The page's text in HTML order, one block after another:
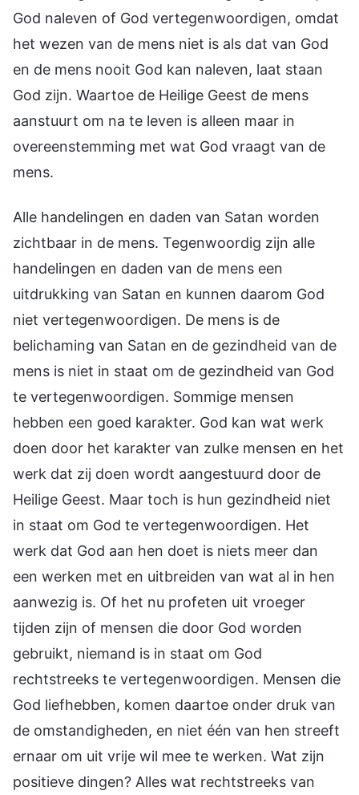
God naleven of God vertegenwoordigen, omdat
het wezen van de mens niet is als dat van God
en de mens nooit God kan naleven, laat staan
God zijn. Waartoe de Heilige Geest de mens
aanstuurt om na te leven is alleen maar in
overeenstemming met wat God vraagt van de
mens.
Alle handelingen en daden van Satan worden
zichtbaar in de mens. Tegenwoordig zijn alle
handelingen en daden van de mens een
uitdrukking van Satan en kunnen daarom God
niet vertegenwoordigen. De mens is de
belichaming van Satan en de gezindheid van de
mens is niet in staat om de gezindheid van God
te vertegenwoordigen. Sommige mensen
hebben een goed karakter. God kan wat werk
doen door het karakter van zulke mensen en het
werk dat zij doen wordt aangestuurd door de
Heilige Geest. Maar toch is hun gezindheid niet
in staat om God te vertegenwoordigen. Het
werk dat God aan hen doet is niets meer dan
een werken met en uitbreiden van wat al in hen
aanwezig is. Of het nu profeten uit vroeger
tijden zijn of mensen die door God worden
gebruikt, niemand is in staat om God
rechtstreeks te vertegenwoordigen. Mensen die
God liefhebben, komen daartoe onder druk van
de omstandigheden, en niet één van hen streeft
ernaar om uit vrije wil mee te werken. Wat zijn
positieve dingen? Alles wat rechtstreeks van